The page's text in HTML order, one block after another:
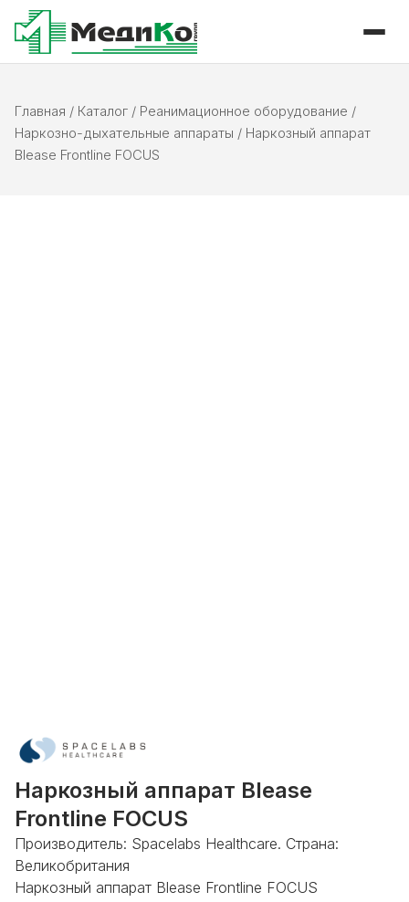
Главная / Каталог / Реанимационное оборудование /
Наркозно-дыхательные аппараты / Наркозный аппарат
Blease Frontline FOCUS
Наркозный аппарат Blease
Frontline FOCUS
Производитель: Spacelabs Healthcare. Страна:
Великобритания
Наркозный аппарат Blease Frontline FOCUS